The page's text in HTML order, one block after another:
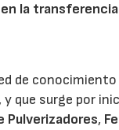
la
de
que surge por
Pulverizadores,